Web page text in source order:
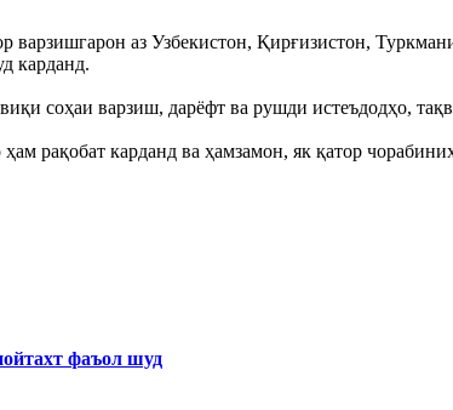
варзишгарон аз Узбекистон, Қирғизистон,
карданд.
соҳаи варзиш, дарёфт ва рушди истеъдодҳо,
рақобат карданд ва ҳамзамон, як қатор
фаъол шуд